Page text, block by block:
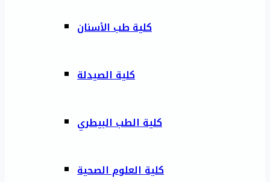
كلية طب الأسنان
كلية الصيدلة
كلية الطب البيطري
كلية العلوم الصحية